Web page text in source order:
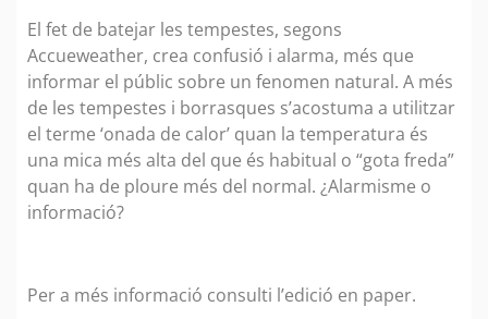
El fet de batejar les tempestes, segons
Accueweather, crea confusió i alarma, més que
informar el públic sobre un fenomen natural. A més
de les tempestes i borrasques s’acostuma a utilitzar
el terme ‘onada de calor’ quan la temperatura és
una mica més alta del que és habitual o “gota freda”
quan ha de ploure més del normal. ¿Alarmisme o
informació?
Per a més informació consulti l’edició en paper.